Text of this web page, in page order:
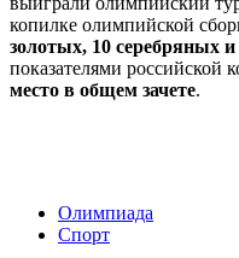
копилке олимпийской
золотых, 10 серебряных
показателями российской
место в общем зачете.
Олимпиада
Спорт